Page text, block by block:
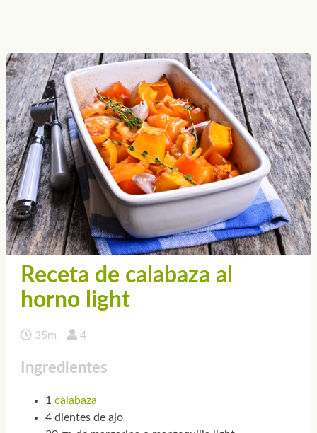
Receta de calabaza al
horno light
35m 4
Ingredientes
1 calabaza
4 dientes de ajo